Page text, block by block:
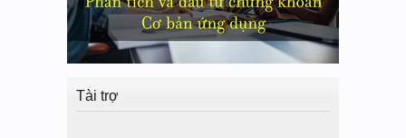
Tài trợ